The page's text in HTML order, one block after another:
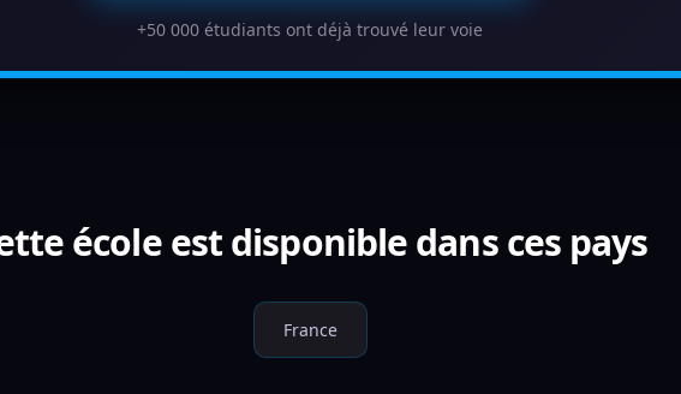
+50 000 étudiants ont déjà trouvé leur voie
école est disponible dans ces pays
France